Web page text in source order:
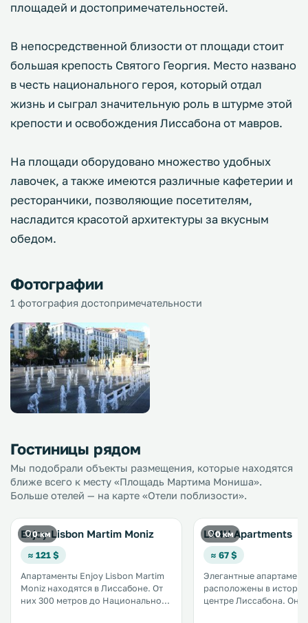
площадей и достопримечательностей.
В непосредственной близости от площади стоит
большая крепость Святого Георгия. Место названо
в честь национального героя, который отдал
жизнь и сыграл значительную роль в штурме этой
крепости и освобождения Лиссабона от мавров.
На площади оборудовано множество удобных
лавочек, а также имеются различные кафетерии и
ресторанчики, позволяющие посетителям,
насладится красотой архитектуры за вкусным
обедом.
Фотографии
1 фотография достопримечательности
Гостиницы рядом
Мы подобрали объекты размещения, которые находятся
ближе всего к месту «Площадь Мартима Мониша».
Больше отелей — на карте «Отели поблизости».
0 км
Enjoy Lisbon Martim Moniz
≈ 121 $
Апартаменты Enjoy Lisbon Martim
Moniz находятся в Лиссабоне. От
них 300 метров до Национального
0 км
LX4U Apartments
≈ 67 $
Элегантные
расположены в
центре Лиссабона. Они находятся